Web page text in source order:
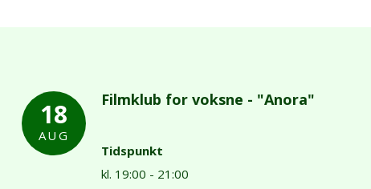
18
AUG
Filmklub for voksne - "Anora"
Tidspunkt
kl. 19:00 - 21:00